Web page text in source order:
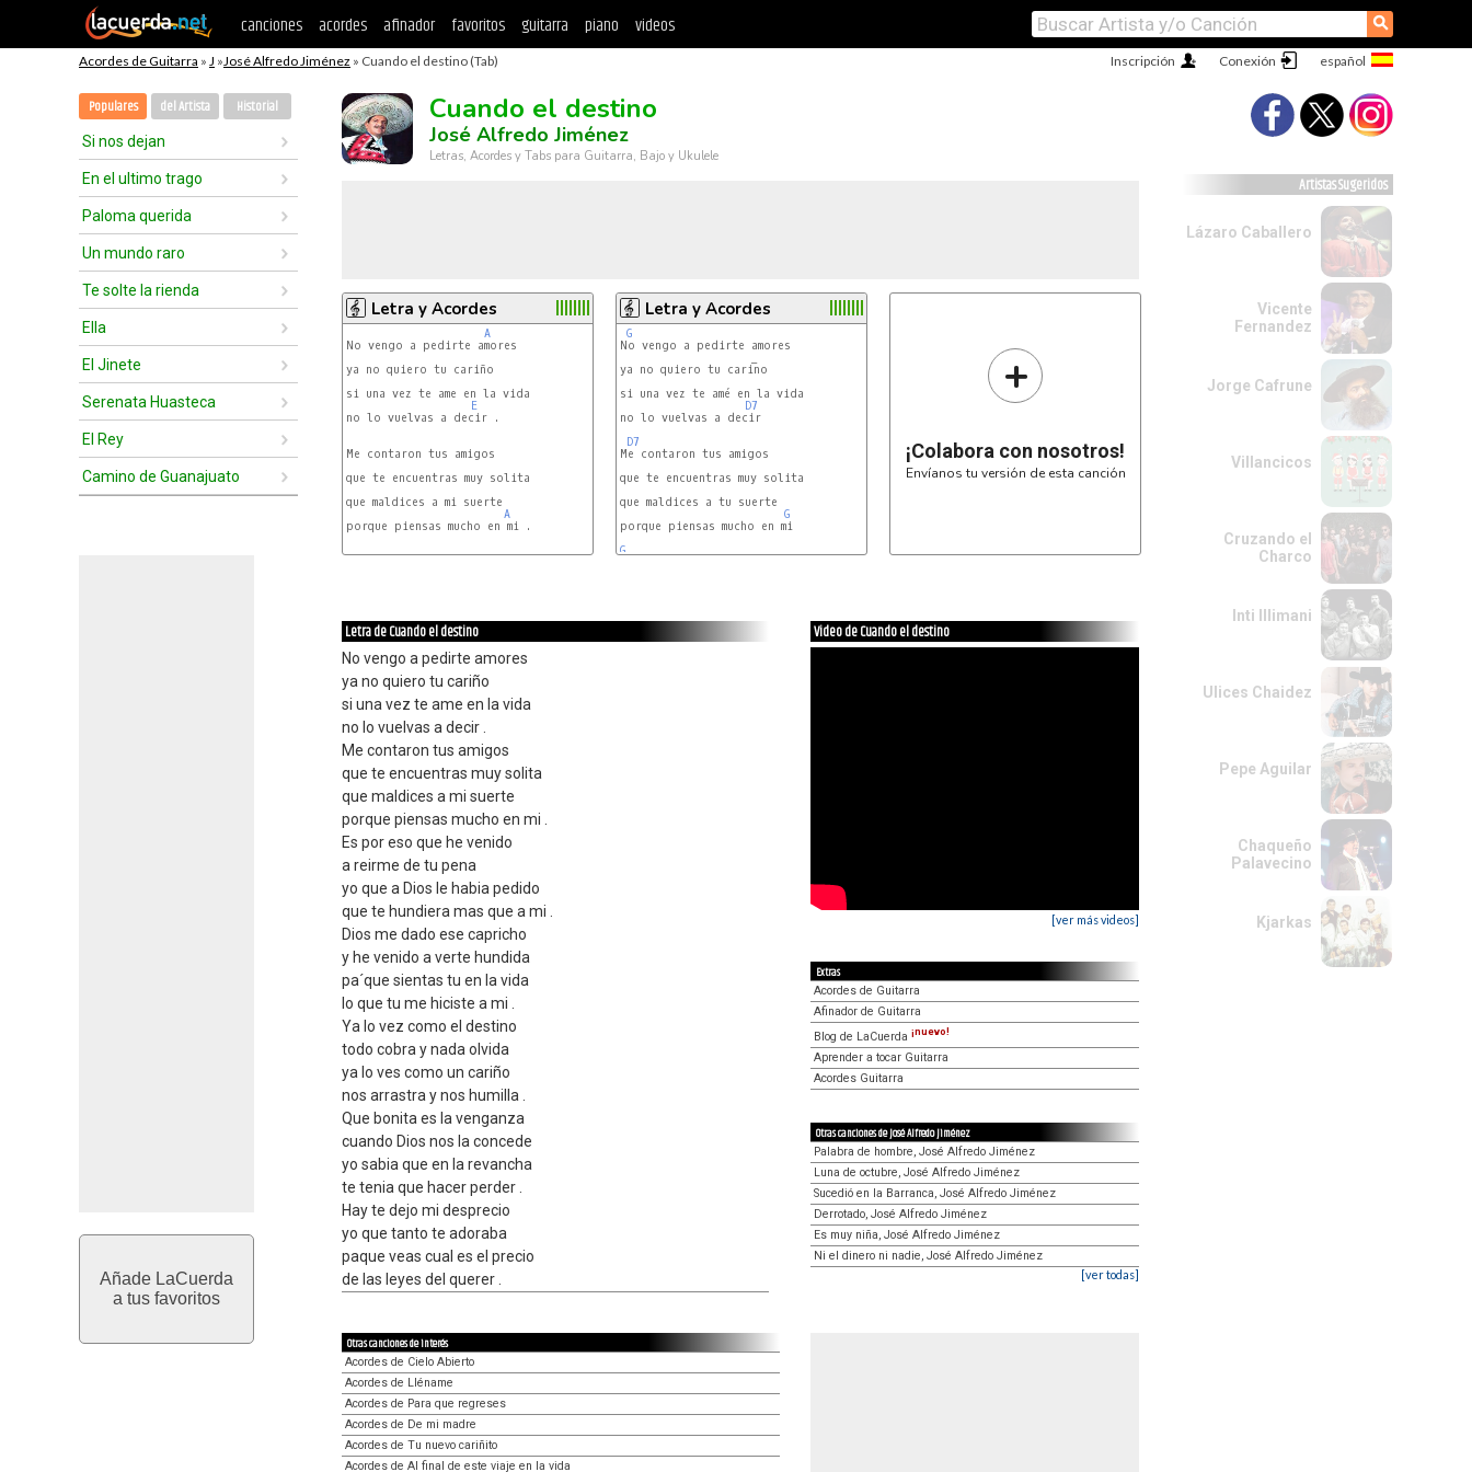
canciones acordes afinador favoritos guitarra piano videos ⚲
Acordes de Guitarra » J »José Alfredo Jiménez » Cuando el destino (Tab) Conexión
Inscripción
Populares del Artista Historial
Si nos dejan
En el ultimo trago
Paloma querida
Un mundo raro
Te solte la rienda
Ella
El Jinete
Serenata Huasteca
El Rey
Camino de Guanajuato
Añade LaCuerda
a tus favoritos
Cuando el destino
José Alfredo Jiménez
Letras, Acordes y Tabs para Guitarra, Bajo y Ukulele
Letra y Acordes
A
No vengo a pedirte amores
ya no quiero tu cariño
si una vez te ame en la vida
E
no lo vuelvas a decir .
Me contaron tus amigos
que te encuentras muy solita
que maldices a mi suerte
A
porque piensas mucho en mi .
Letra y Acordes
G
No vengo a pedirte amores
                    _
ya no quiero tu carino
si una vez te amé en la vida
D7
no lo vuelvas a decir
D7
Me contaron tus amigos
que te encuentras muy solita
que maldices a tu suerte
G
porque piensas mucho en mi
G
+
¡Colabora con nosotros!
Envíanos tu versión de esta canción
Letra de Cuando el destino
No vengo a pedirte amores
ya no quiero tu cariño
si una vez te ame en la vida
no lo vuelvas a decir .
Me contaron tus amigos
que te encuentras muy solita
que maldices a mi suerte
porque piensas mucho en mi .
Es por eso que he venido
a reirme de tu pena
yo que a Dios le habia pedido
que te hundiera mas que a mi .
Dios me dado ese capricho
y he venido a verte hundida
pa´que sientas tu en la vida
lo que tu me hiciste a mi .
Ya lo vez como el destino
todo cobra y nada olvida
ya lo ves como un cariño
nos arrastra y nos humilla .
Que bonita es la venganza
cuando Dios nos la concede
yo sabia que en la revancha
te tenia que hacer perder .
Hay te dejo mi desprecio
yo que tanto te adoraba
paque veas cual es el precio
de las leyes del querer .
Video de Cuando el destino
[ver más videos]
Extras
Acordes de Guitarra
Afinador de Guitarra
Blog de LaCuerda ¡nuevo!
Aprender a tocar Guitarra
Acordes Guitarra
Otras canciones de José Alfredo Jiménez
Palabra de hombre, José Alfredo Jiménez
Luna de octubre, José Alfredo Jiménez
Sucedió en la Barranca, José Alfredo Jiménez
Derrotado, José Alfredo Jiménez
Es muy niña, José Alfredo Jiménez
Ni el dinero ni nadie, José Alfredo Jiménez
[ver todas]
Otras canciones de interés
Acordes de Cielo Abierto
Acordes de Lléname
Acordes de Para que regreses
Acordes de De mi madre
Acordes de Tu nuevo cariñito
Acordes de Al final de este viaje en la vida
Artistas Sugeridos
Lázaro Caballero
Vicente
Fernandez
Jorge Cafrune
Villancicos
Cruzando el
Charco
Inti Illimani
Ulices Chaidez
Pepe Aguilar
Chaqueño
Palavecino
Kjarkas